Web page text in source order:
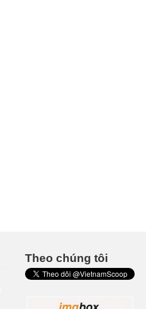
Theo chúng tôi